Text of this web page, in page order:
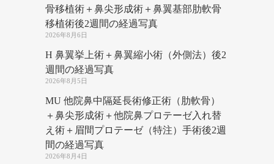
骨移植術＋鼻尖形成術＋鼻翼基部肋軟骨
移植術後2週間の経過写真
2026年8月6日
H 鼻翼挙上術＋鼻翼縮小術（外側法）後2
週間の経過写真
2026年8月5日
MU 他院鼻中隔延長術修正術（肋軟骨）
＋鼻尖形成術＋他院鼻プロテーゼ入れ替
え術＋眉間プロテーゼ（特注）手術後2週
間の経過写真
2026年8月4日